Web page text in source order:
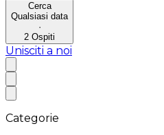
Cerca
Qualsiasi data
·
2 Ospiti
Unisciti a noi
Categorie